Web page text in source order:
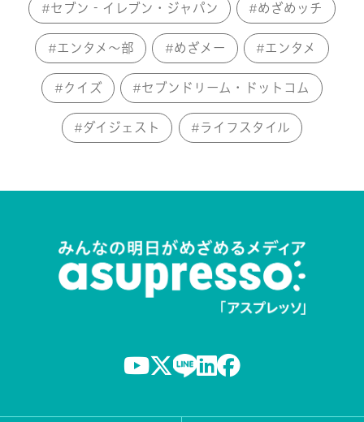
セブン‐イレブン・ジャパン めざめッチ
エンタメ～部 めざメー エンタメ
クイズ セブンドリーム・ドットコム
ダイジェスト ライフスタイル